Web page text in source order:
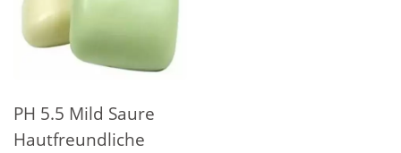
PH 5.5 Mild Saure
Hautfreundliche